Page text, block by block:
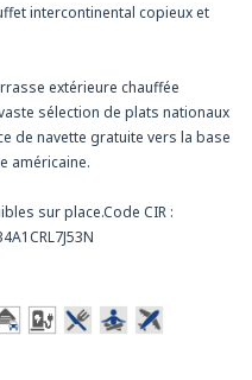
intercontinental copieux et
extérieure chauffée
sélection de plats nationaux
de navette gratuite vers la base
américaine.
sur place.Code CIR :